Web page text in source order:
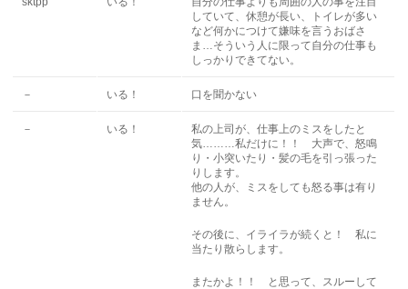
していて、休憩が長い、トイレが多い
など何かにつけて嫌味を言うおばさ
ま…そういう人に限って自分の仕事も
しっかりできてない。
－ いる！ 口を聞かない
－ いる！
私の上司が、仕事上のミスをしたと
気………私だけに！！ 大声で、怒鳴
り・小突いたり・髪の毛を引っ張った
りします。
他の人が、ミスをしても怒る事は有り
ません。
その後に、イライラが続くと！ 私に
当たり散らします。
またかよ！！ と思って、スルーして